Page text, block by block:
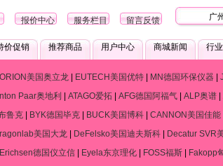
广州易
报价中心 服务栏目 留言反馈
价促销 推荐商品 用户中心 商城新闻 行
ORION美国奥立龙| EUTECH美国优特| MN德国环保仪器|
Paar奥地利 ATAGO爱拓 AFG德国阿福气 ALP奥谱
鲁克 BYK德国毕克 BUCK美国博科 CANNON美国佳能
美国大龙 DeFelsko美国迪夫斯科 Decatur SVR
Erichsen德国仪立信 Eyela东京理化 FOSS福斯 Fakopp